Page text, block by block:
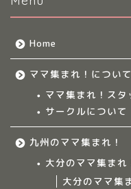
Home
ママ集まれ！について
ママ集まれ！スタ
サークルについて
九州のママ集まれ！
大分のママ集まれ
大分のママ集